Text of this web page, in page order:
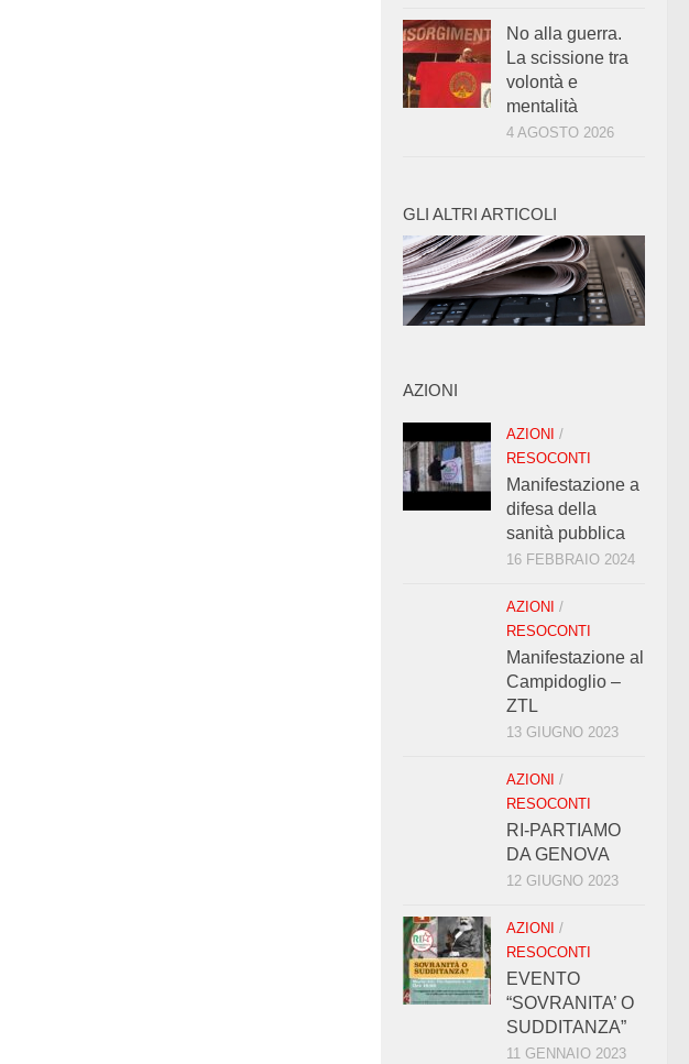
No alla guerra.
La scissione tra
volontà e
mentalità
4 AGOSTO 2026
GLI ALTRI ARTICOLI
AZIONI
AZIONI /
RESOCONTI
Manifestazione a
difesa della
sanità pubblica
16 FEBBRAIO 2024
AZIONI /
RESOCONTI
Manifestazione al
Campidoglio –
ZTL
13 GIUGNO 2023
AZIONI /
RESOCONTI
RI-PARTIAMO
DA GENOVA
12 GIUGNO 2023
AZIONI /
RESOCONTI
EVENTO
“SOVRANITA’ O
SUDDITANZA”
11 GENNAIO 2023